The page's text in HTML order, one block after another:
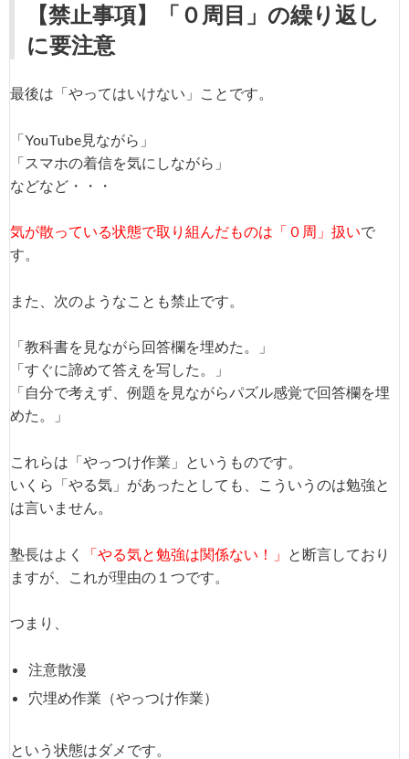
【禁止事項】「０周目」の繰り返し
に要注意
最後は「やってはいけない」ことです。
「YouTube見ながら」
「スマホの着信を気にしながら」
などなど・・・
気が散っている状態で取り組んだものは「０周」扱いで
す。
また、次のようなことも禁止です。
「教科書を見ながら回答欄を埋めた。」
「すぐに諦めて答えを写した。」
「自分で考えず、例題を見ながらパズル感覚で回答欄を埋
めた。」
これらは「やっつけ作業」というものです。
いくら「やる気」があったとしても、こういうのは勉強と
は言いません。
塾長はよく 「やる気と勉強は関係ない！」
と断言しており
ますが、これが理由の１つです。
つまり、
注意散漫
穴埋め作業（やっつけ作業）
という状態はダメです。